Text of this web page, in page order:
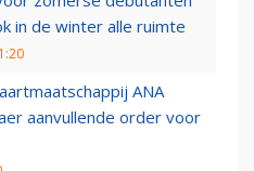
in de winter alle ruimte
ANA
aanvullende order voor